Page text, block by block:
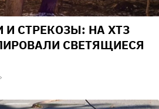
СТРЕКОЗЫ: НА ХТЗ
СВЕТЯЩИЕСЯ